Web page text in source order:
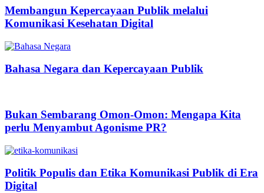
Membangun Kepercayaan Publik melalui
Komunikasi Kesehatan Digital
Bahasa Negara dan Kepercayaan Publik
Bukan Sembarang Omon-Omon: Mengapa Kita
perlu Menyambut Agonisme PR?
Politik Populis dan Etika Komunikasi Publik di Era
Digital